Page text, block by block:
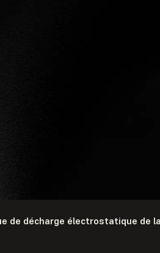
de décharge électrostatique de